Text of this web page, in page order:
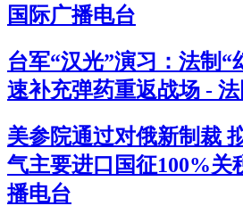
国际广播电台
台军“汉光”演习：法制“
速补充弹药重返战场 -
美参院通过对俄新制裁
气主要进口国征100%关
播电台